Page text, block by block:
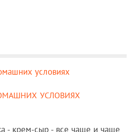
условиях
- крем-сыр - все чаще и чаще